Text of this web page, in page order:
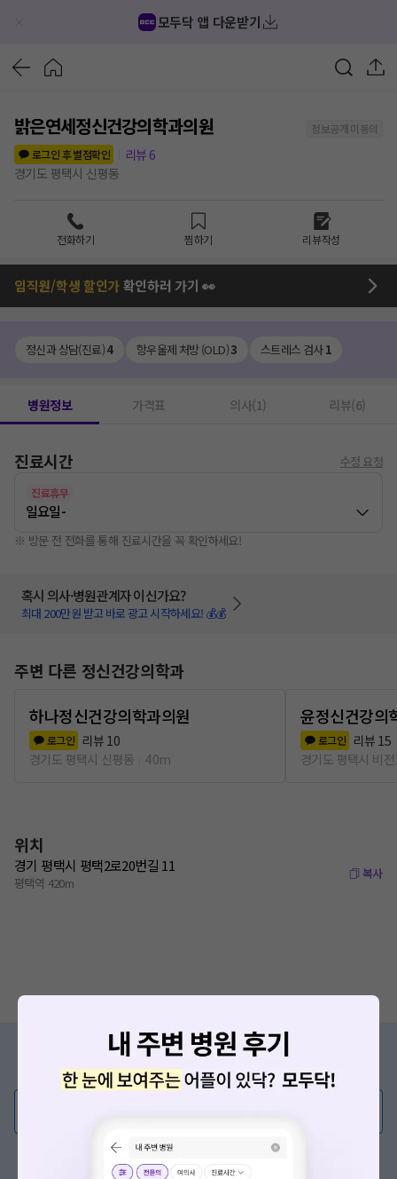
모두닥 앱 다운받기
밝은연세정신건강의학과의원
정보공개 미동의
로그인 후 별점확인
리뷰 6
경기도 평택시 신평동
전화하기 찜하기 리뷰작성
임직원/학생 할인가확인하러 가기 👀
정신과 상담(진료)4 항우울제 처방 (OLD)3 스트레스 검사1
병원정보 가격표 의사(1) 리뷰(6)
진료시간 수정 요청
진료휴무
일요일-
※ 방문 전 전화를 통해 진료시간을 꼭 확인하세요!
혹시 의사·병원관계자 이신가요?
최대 200만원 받고 바로 광고 시작하세요! 💰💰
주변 다른 정신건강의학과
하나정신건강의학과의원
로그인 리뷰 10
경기도 평택시 신평동
40m
윤정신건강의
로그인 리뷰 15
경기도 평택시 비
위치
경기 평택시 평택2로20번길 11
평택역 420m
복사
증상/치료, 궁금한 점이 있나요?
의사가 직접 답해드려요!
혹은, 의료상담 서비스에 다양한 게시글 보러가기